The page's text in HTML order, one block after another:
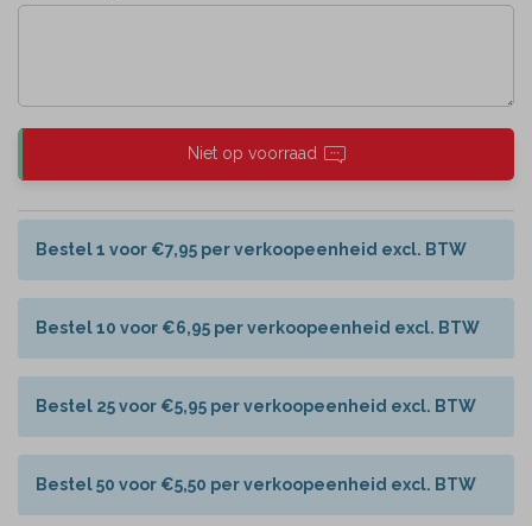
Niet op voorraad
Bestel 1 voor €7,95 per verkoopeenheid excl. BTW
Bestel 10 voor €6,95 per verkoopeenheid excl. BTW
Bestel 25 voor €5,95 per verkoopeenheid excl. BTW
Bestel 50 voor €5,50 per verkoopeenheid excl. BTW